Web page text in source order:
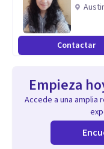
Contactar
Empieza
Accede a una amplia